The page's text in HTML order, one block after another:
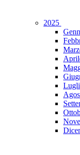
2025